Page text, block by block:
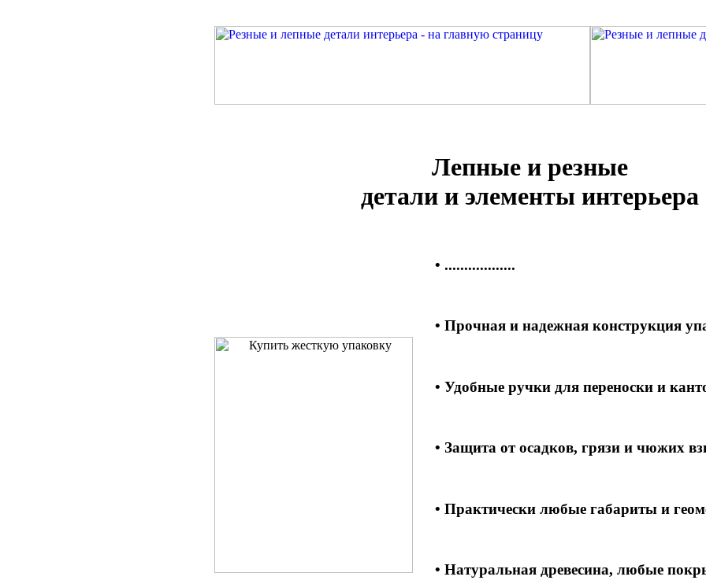
Лепные и резные
детали и элементы интерьера
• ..................
• Прочная и надежная конструкция
• Удобные ручки для переноски и
• Защита от осадков, грязи и чюжих
• Практически любые габариты и
• Натуральная древесина, любые